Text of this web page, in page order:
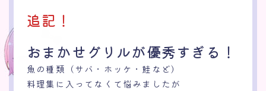
追記！
おまかせグリルが優秀すぎる！
魚の種類（サバ・ホッケ・鮭など）
料理集に入ってなくて悩みましたが